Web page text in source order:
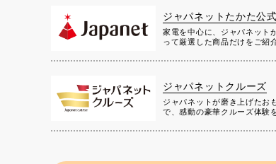
ジャパネットたかた公
家電を中心に、ジャパネット
って厳選した商品だけをご紹
ジャパネットクルーズ
ジャパネットが磨き上げたお
で、感動の豪華クルーズ体験を